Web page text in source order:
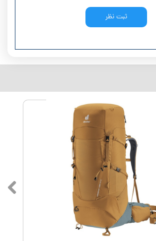
ثبت نظر